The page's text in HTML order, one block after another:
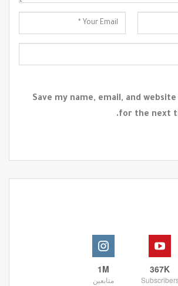
Save my name, email, and
for the next
367K
1M
متابعين